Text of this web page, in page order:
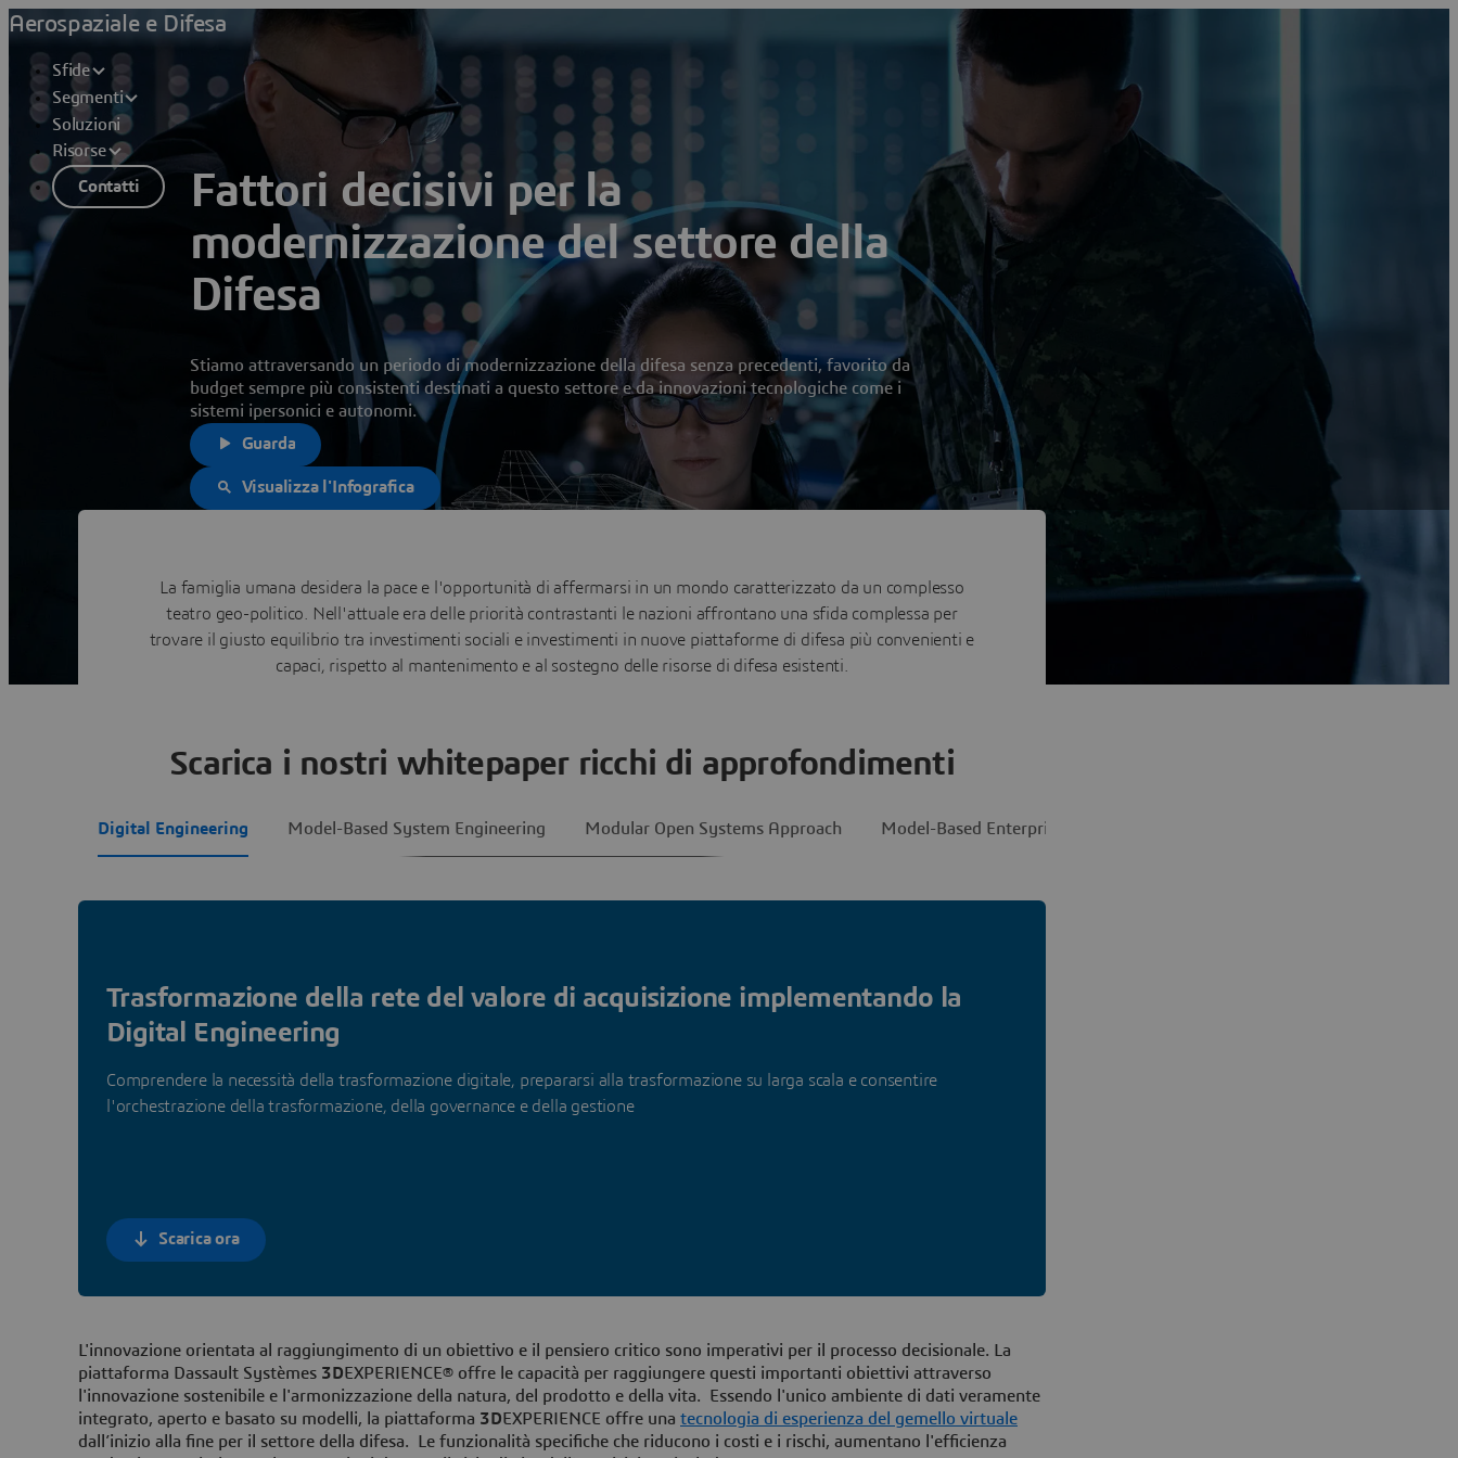
Aerospaziale e Difesa
Sfide
Segmenti
Soluzioni
Risorse
Contatti
Fattori decisivi per la
modernizzazione del settore della
Difesa
Stiamo attraversando un periodo di modernizzazione della difesa senza precedenti, favorito da
budget sempre più consistenti destinati a questo settore e da innovazioni tecnologiche come i
sistemi ipersonici e autonomi.
Guarda
Visualizza l'Infografica
La famiglia umana desidera la pace e l'opportunità di affermarsi in un mondo caratterizzato da un complesso
teatro geo-politico. Nell'attuale era delle priorità contrastanti le nazioni affrontano una sfida complessa per
trovare il giusto equilibrio tra investimenti sociali e investimenti in nuove piattaforme di difesa più convenienti e
capaci, rispetto al mantenimento e al sostegno delle risorse di difesa esistenti.
Scarica i nostri whitepaper ricchi di approfondimenti
Digital Engineering Model-Based System Engineering Modular Open Systems Approach Model-Based Enterprise
Trasformazione della rete del valore di acquisizione implementando la
Digital Engineering
Comprendere la necessità della trasformazione digitale, prepararsi alla trasformazione su larga scala e consentire
l'orchestrazione della trasformazione, della governance e della gestione
Scarica ora
L'innovazione orientata al raggiungimento di un obiettivo e il pensiero critico sono imperativi per il processo decisionale. La
piattaforma Dassault Systèmes 3DEXPERIENCE® offre le capacità per raggiungere questi importanti obiettivi attraverso
l'innovazione sostenibile e l'armonizzazione della natura, del prodotto e della vita. Essendo l'unico ambiente di dati veramente
integrato, aperto e basato su modelli, la piattaforma 3DEXPERIENCE offre una tecnologia di esperienza del gemello virtuale
dall’inizio alla fine per il settore della difesa. Le funzionalità specifiche che riducono i costi e i rischi, aumentano l'efficienza